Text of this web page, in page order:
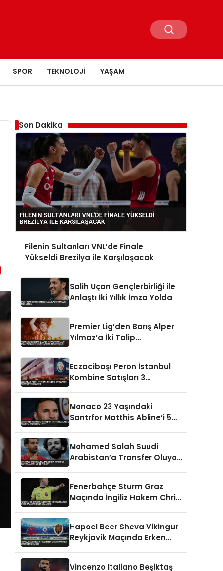
SPOR TEKNOLOJI YAŞAM
Son Dakika
Filenin Sultanları VNL’de Finale
Yükseldi Brezilya ile Karşılaşacak
Salih Uçan Gençlerbirliği ile
Anlaştı İki Yıllık İmza Yolda
Premier Lig’den Barış Alper
Yılmaz’a İki Talip
Eczacibaşı Peron İstanbul
Kombine Satışları 3
Monaco 23 Yaşındaki
Santrfor Matthis Abline’i 5
Mohamed Salah Suudi
Arabistan’a Transfer Oluyor
Fenerbahçe Sturm Graz
Maçında İngiliz Hakem Chris
Hapoel Beer Sheva Vikingur
Reykjavik Maçında Erken
Vincenzo Italiano Beşiktaş